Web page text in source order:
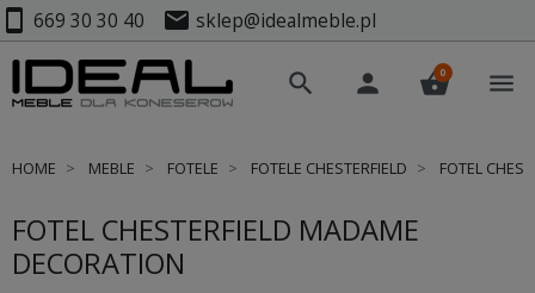
smartphone 669 30 30 40 mail sklep@idealmeble.pl
search person shopping_basket
0 menu
HOME MEBLE FOTELE FOTELE CHESTERFIELD FOTEL
FOTEL CHESTERFIELD MADAME
DECORATION